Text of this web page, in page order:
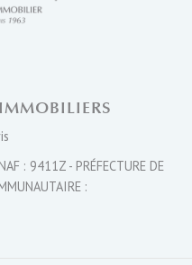
: 9411Z - PRÉFECTURE DE
: